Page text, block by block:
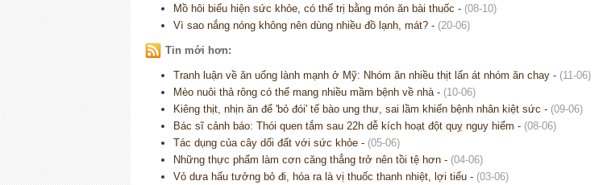
Mồ hôi biểu hiện sức khỏe, có thể trị bằng món ăn bài thuốc - (08-10)
Vì sao nắng nóng không nên dùng nhiều đồ lạnh, mát? - (20-06)
Tin mới hơn:
Tranh luận về ăn uống lành mạnh ở Mỹ: Nhóm ăn nhiều thịt lấn át nhóm ăn chay - (11-06)
Mèo nuôi thả rông có thể mang nhiều mầm bệnh về nhà- (10-06)
Kiêng thịt, nhịn ăn để 'bỏ đói' tế bào ung thư, sai lầm khiến bệnh nhân kiệt sức - (09-06)
Bác sĩ cảnh báo: Thói quen tắm sau 22h dễ kích hoạt đột quỵ nguy hiểm - (08-06)
Tác dụng của cây dổi đất với sức khỏe - (05-06)
Những thực phẩm làm cơn căng thẳng trở nên tồi tệ hơn - (04-06)
Vỏ dưa hấu tưởng bỏ đi, hóa ra là vị thuốc thanh nhiệt, lợi tiểu - (03-06)